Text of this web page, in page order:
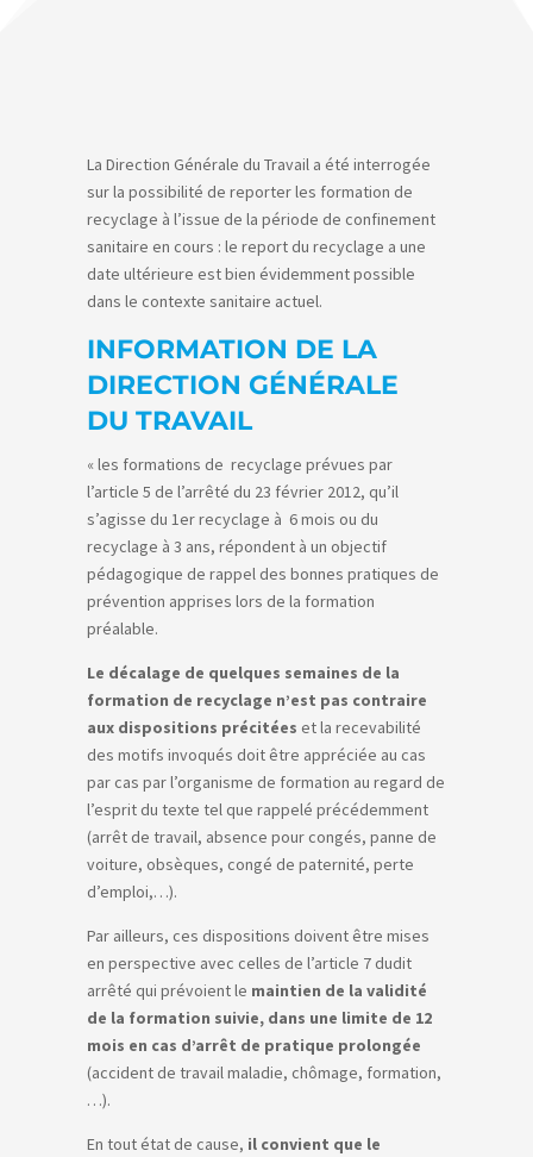
La Direction Générale du Travail a été interrogée
sur la possibilité de reporter les formation de
recyclage à l’issue de la période de confinement
sanitaire en cours : le report du recyclage a une
date ultérieure est bien évidemment possible
dans le contexte sanitaire actuel.
INFORMATION DE LA
DIRECTION GÉNÉRALE
DU TRAVAIL
« les formations de recyclage prévues par
l’article 5 de l’arrêté du 23 février 2012, qu’il
s’agisse du 1er recyclage à 6 mois ou du
recyclage à 3 ans, répondent à un objectif
pédagogique de rappel des bonnes pratiques de
prévention apprises lors de la formation
préalable.
Le décalage de quelques semaines de la
formation de recyclage n’est pas contraire
aux dispositions précitées et la recevabilité
des motifs invoqués doit être appréciée au cas
par cas par l’organisme de formation au regard de
l’esprit du texte tel que rappelé précédemment
(arrêt de travail, absence pour congés, panne de
voiture, obsèques, congé de paternité, perte
d’emploi,…).
Par ailleurs, ces dispositions doivent être mises
en perspective avec celles de l’article 7 dudit
arrêté qui prévoient le maintien de la validité
de la formation suivie, dans une limite de 12
mois en cas d’arrêt de pratique prolongée
(accident de travail maladie, chômage, formation,
…).
En tout état de cause, il convient que le